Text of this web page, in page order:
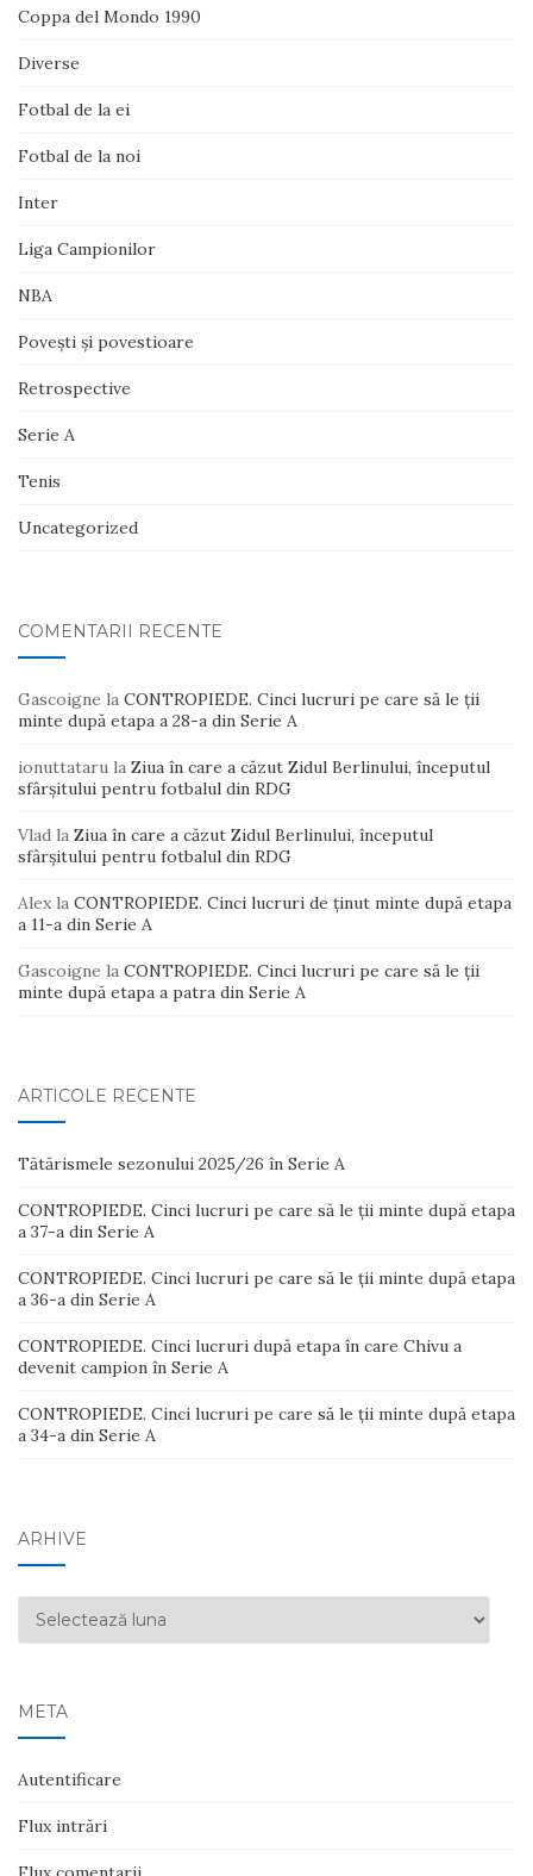
Coppa del Mondo 1990
Diverse
Fotbal de la ei
Fotbal de la noi
Inter
Liga Campionilor
NBA
Poveşti şi povestioare
Retrospective
Serie A
Tenis
Uncategorized
COMENTARII RECENTE
Gascoigne la CONTROPIEDE. Cinci lucruri pe care să le ții
minte după etapa a 28-a din Serie A
ionuttataru la Ziua în care a căzut Zidul Berlinului, începutul
sfârșitului pentru fotbalul din RDG
Vlad la Ziua în care a căzut Zidul Berlinului, începutul
sfârșitului pentru fotbalul din RDG
Alex la CONTROPIEDE. Cinci lucruri de ținut minte după etapa
a 11-a din Serie A
Gascoigne la CONTROPIEDE. Cinci lucruri pe care să le ții
minte după etapa a patra din Serie A
ARTICOLE RECENTE
Tătărismele sezonului 2025/26 în Serie A
CONTROPIEDE. Cinci lucruri pe care să le ții minte după etapa
a 37-a din Serie A
CONTROPIEDE. Cinci lucruri pe care să le ții minte după etapa
a 36-a din Serie A
CONTROPIEDE. Cinci lucruri după etapa în care Chivu a
devenit campion în Serie A
CONTROPIEDE. Cinci lucruri pe care să le ții minte după etapa
a 34-a din Serie A
ARHIVE
Arhive
META
Autentificare
Flux intrări